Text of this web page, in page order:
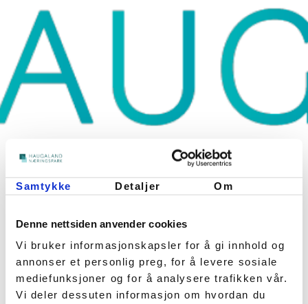
Samtykke Detaljer Om
Denne nettsiden anvender cookies
Vi bruker informasjonskapsler for å gi innhold og
annonser et personlig preg, for å levere sosiale
mediefunksjoner og for å analysere trafikken vår.
Vi deler dessuten informasjon om hvordan du